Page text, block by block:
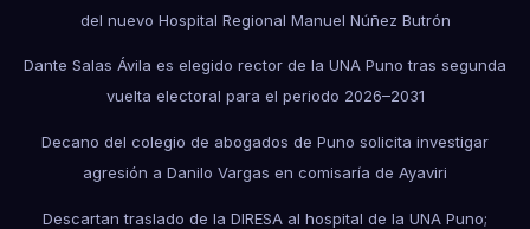
del nuevo Hospital Regional Manuel Núñez Butrón
Dante Salas Ávila es elegido rector de la UNA Puno tras segunda
vuelta electoral para el periodo 2026–2031
Decano del colegio de abogados de Puno solicita investigar
agresión a Danilo Vargas en comisaría de Ayaviri
Descartan traslado de la DIRESA al hospital de la UNA Puno;